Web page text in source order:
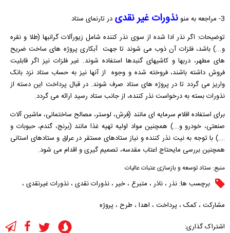
3- مراجعه به منو نذورات غیر نقدی در تارنمای ستاد
توضیحات: اگر نذر ادا شده از سوی نذر کننده شامل زیورآلات گرانبها (طلا و نقره
و...) باشد، فلزات آن ذوب می شوند تا جهت آبکاری پروژه های ساخت ضریح
های مطهر، دربها و کاشیهای گنبدها استفاده شوند. غیر فلزات نیز اگر قابلیت
فروش داشته باشند، فروخته شده و وجوه از آنها نیز به حساب ستاد نزد بانک
واریز می گردد تا در پروژه های ستاد صرف شوند. در قبال پرداخت این دسته از
نذورات بسته به درخواست نذر کننده، از جانب ستاد رسید ارائه می گردد.
برای استفاده اقلام سرمایه ای مانند (فرش، لوستر، مصالح ساختمانی، ماشین آلات
صنعتی، خودرو و...) همچنین مواد اولیه تهیه غذا مانند (برنج، گندم، حبوبات و
….) با توجه به نیت نذر کننده و نیاز ستادهای مستقر در عراق و ستادهای استانی
همچنین بررسی مایحتاج اعتاب مقدسه، تصمیم گیری و اقدام می شود.
منبع: ستاد توسعه و بازسازی عتبات عالیات
برچسب ها: نذر ، ناذر ، متبرع ، خیر ، نذورات نقدی ، نذورات غیرنقدی ،
مشارکت ، کمک ، پرداخت ، اهدا ، طرح ، پروژه
اشتراک گذاری: